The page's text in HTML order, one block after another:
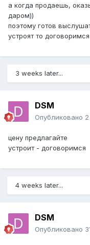
а когда продаешь,
даром))
поэтому готов
устроят то договоримся
3 weeks later...
DSM
Опубликовано
цену предлагайте
устроит - договоримся
4 weeks later...
DSM
Опубликовано